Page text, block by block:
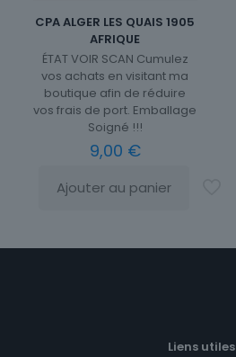
CPA ALGER LES QUAIS 1905
AFRIQUE
ÉTAT VOIR SCAN Cumulez
vos achats en visitant ma
boutique afin de réduire
vos frais de port. Emballage
Soigné !!!
9,00 €
Ajouter au panier
Liens utiles